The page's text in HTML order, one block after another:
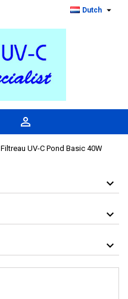
Dutch 

Filtreau UV-C Pond Basic 40W